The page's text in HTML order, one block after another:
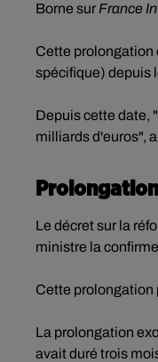
Borne sur France
Cette prolongation
spécifique) depuis
Depuis cette date,
milliards d'euros",
Le décret sur la
ministre la
Cette prolongation
La prolongation
avait duré trois